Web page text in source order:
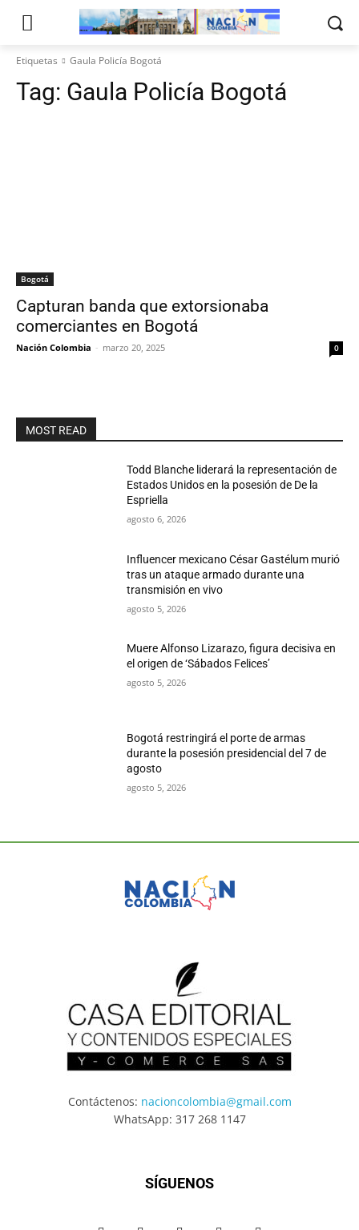
Etiquetas Gaula Policía Bogotá
Tag: Gaula Policía Bogotá
Bogotá
Capturan banda que extorsionaba
comerciantes en Bogotá
Nación Colombia - marzo 20, 2025 0
MOST READ
Todd Blanche liderará la representación de
Estados Unidos en la posesión de De la
Espriella
agosto 6, 2026
Influencer mexicano César Gastélum murió
tras un ataque armado durante una
transmisión en vivo
agosto 5, 2026
Muere Alfonso Lizarazo, figura decisiva en
el origen de ‘Sábados Felices’
agosto 5, 2026
Bogotá restringirá el porte de armas
durante la posesión presidencial del 7 de
agosto
agosto 5, 2026
Contáctenos: nacioncolombia@gmail.com
WhatsApp: 317 268 1147
SÍGUENOS